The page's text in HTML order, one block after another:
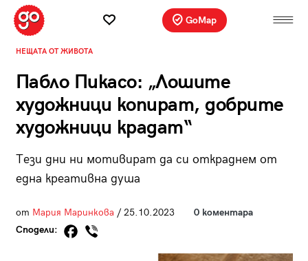
GoMap
НЕЩАТА ОТ ЖИВОТА
Пабло Пикасо: „Лошите
художници копират, добрите
художници крадат“
Тези дни ни мотивират да си откраднем от
една креативна душа
от Мария Маринкова / 25.10.2023
0 коментара
Сподели: